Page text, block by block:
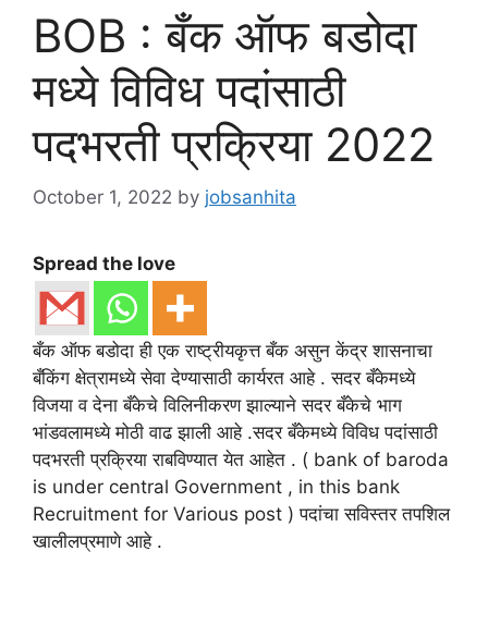
BOB : बँक ऑफ बडोदा
मध्ये विविध पदांसाठी
पदभरती प्रक्रिया 2022
October 1, 2022 by jobsanhita
Spread the love
बँक ऑफ बडोदा ही एक राष्ट्रीयकृत्त बँक असुन केंद्र शासनाचा
बँकिंग क्षेत्रामध्ये सेवा देण्यासाठी कार्यरत आहे . सदर बँकेमध्ये
विजया व देना बँकेचे विलिनीकरण झाल्याने सदर बँकेचे भाग
भांडवलामध्ये मोठी वाढ झाली आहे .सदर बँकेमध्ये विविध पदांसाठी
पदभरती प्रक्रिया राबविण्यात येत आहेत . ( bank of baroda
is under central Government , in this bank
Recruitment for Various post ) पदांचा सविस्तर तपशिल
खालीलप्रमाणे आहे .